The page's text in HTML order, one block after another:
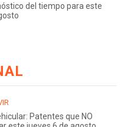
del tiempo para este
Patentes que NO